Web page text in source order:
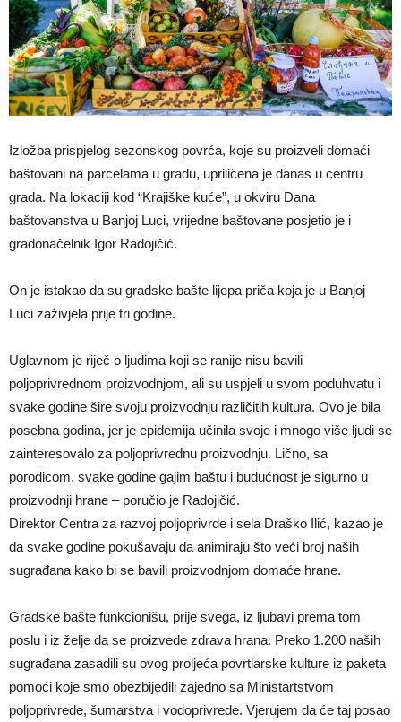
Izložba prispjelog sezonskog povrća, koje su proizveli domaći
baštovani na parcelama u gradu, upriličena je danas u centru
grada. Na lokaciji kod “Krajiške kuće”, u okviru Dana
baštovanstva u Banjoj Luci, vrijedne baštovane posjetio je i
gradonačelnik Igor Radojičić.
On je istakao da su gradske bašte lijepa priča koja je u Banjoj
Luci zaživjela prije tri godine.
Uglavnom je riječ o ljudima koji se ranije nisu bavili
poljoprivrednom proizvodnjom, ali su uspjeli u svom poduhvatu i
svake godine šire svoju proizvodnju različitih kultura. Ovo je bila
posebna godina, jer je epidemija učinila svoje i mnogo više ljudi se
zainteresovalo za poljoprivrednu proizvodnju. Lično, sa
porodicom, svake godine gajim baštu i budućnost je sigurno u
proizvodnji hrane – poručio je Radojičić.
Direktor Centra za razvoj poljoprivrde i sela Draško Ilić, kazao je
da svake godine pokušavaju da animiraju što veći broj naših
sugrađana kako bi se bavili proizvodnjom domaće hrane.
Gradske bašte funkcionišu, prije svega, iz ljubavi prema tom
poslu i iz želje da se proizvede zdrava hrana. Preko 1.200 naših
sugrađana zasadili su ovog proljeća povrtlarske kulture iz paketa
pomoći koje smo obezbijedili zajedno sa Ministartstvom
poljoprivrede, šumarstva i vodoprivrede. Vjerujem da će taj posao